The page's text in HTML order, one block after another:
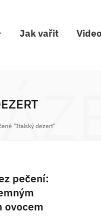
Jak vařit Video
"Italský dezert"
pečení:
ovocem